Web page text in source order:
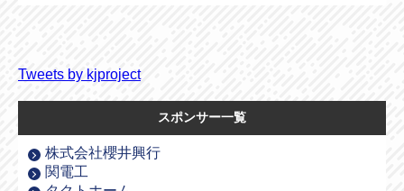
Tweets by kjproject
スポンサー一覧
株式会社櫻井興行
関電工